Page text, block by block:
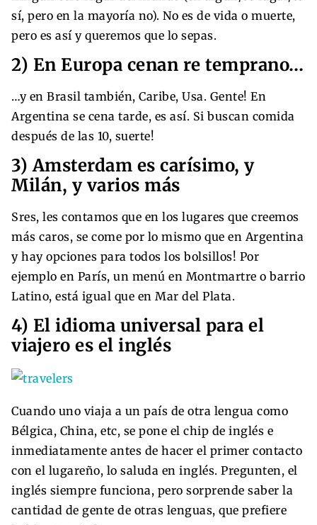
sí, pero en la mayoría no). No es de vida o muerte,
pero es así y queremos que lo sepas.
2) En Europa cenan re temprano…
…y en Brasil también, Caribe, Usa. Gente! En
Argentina se cena tarde, es así. Si buscan comida
después de las 10, suerte!
3) Amsterdam es carísimo, y
Milán, y varios más
Sres, les contamos que en los lugares que creemos
más caros, se come por lo mismo que en Argentina
y hay opciones para todos los bolsillos! Por
ejemplo en París, un menú en Montmartre o barrio
Latino, está igual que en Mar del Plata.
4) El idioma universal para el
viajero es el inglés
Cuando uno viaja a un país de otra lengua como
Bélgica, China, etc, se pone el chip de inglés e
inmediatamente antes de hacer el primer contacto
con el lugareño, lo saluda en inglés. Pregunten, el
inglés siempre funciona, pero sorprende saber la
cantidad de gente de otras lenguas, que prefiere